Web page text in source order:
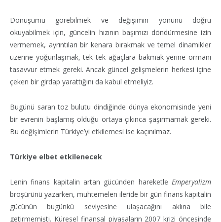
Dönüşümü görebilmek ve değişimin yönünü doğru
okuyabilmek için, güncelin hızının başımızı döndürmesine izin
vermemek, ayrıntıları bir kenara bırakmak ve temel dinamikler
üzerine yoğunlaşmak, tek tek ağaçlara bakmak yerine ormanı
tasavvur etmek gereki. Ancak güncel gelişmelerin herkesi içine
çeken bir girdap yarattığını da kabul etmeliyiz.
Bugünü saran toz bulutu dindiğinde dünya ekonomisinde yeni
bir evrenin başlamış olduğu ortaya çıkınca şaşırmamak gereki.
Bu değişimlerin Türkiye’yi etkilemesi ise kaçınılmaz.
Türkiye elbet etkilenecek
Lenin finans kapitalin artan gücünden hareketle Emperyalizm
broşürünü yazarken, muhtemelen ileride bir gün finans kapitalin
gücünün bugünkü seviyesine ulaşacağını aklına bile
getirmemişti. Küresel finansal piyasaların 2007 krizi öncesinde